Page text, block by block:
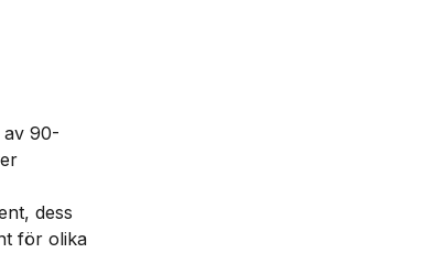
av 90-
dess
för olika